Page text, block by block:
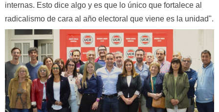
internas. Esto dice algo y es que lo único que fortalece al
radicalismo de cara al año electoral que viene es la unidad".